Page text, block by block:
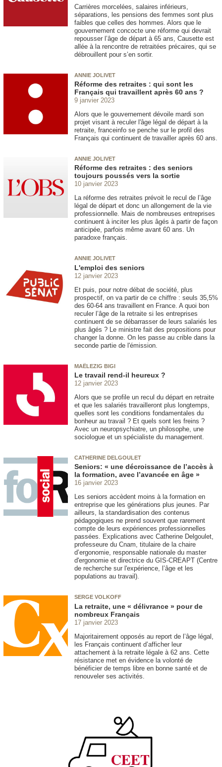
Carrières morcelées, salaires inférieurs,
séparations, les pensions des femmes sont plus
faibles que celles des hommes. Alors que le
gouvernement concocte une réforme qui devrait
repousser l’âge de départ à 65 ans, Causette est
allée à la rencontre de retraitées précaires, qui se
débrouillent pour s’en sortir.
ANNIE JOLIVET
Réforme des retraites : qui sont les
Français qui travaillent après 60 ans ?
9 janvier 2023
Alors que le gouvernement dévoile mardi son
projet visant à reculer l'âge légal de départ à la
retraite, franceinfo se penche sur le profil des
Français qui continuent de travailler après 60 ans.
ANNIE JOLIVET
Réforme des retraites : des seniors
toujours poussés vers la sortie
10 janvier 2023
La réforme des retraites prévoit le recul de l’âge
légal de départ et donc un allongement de la vie
professionnelle. Mais de nombreuses entreprises
continuent à inciter les plus âgés à partir de façon
anticipée, parfois même avant 60 ans. Un
paradoxe français.
ANNIE JOLIVET
L'emploi des seniors
12 janvier 2023
Et puis, pour notre débat de société, plus
prospectif, on va partir de ce chiffre : seuls 35,5%
des 60-64 ans travaillent en France. A quoi bon
reculer l’âge de la retraite si les entreprises
continuent de se débarrasser de leurs salariés les
plus âgés ? Le ministre fait des propositions pour
changer la donne. On les passe au crible dans la
seconde partie de l'émission.
MAËLEZIG BIGI
Le travail rend-il heureux ?
12 janvier 2023
Alors que se profile un recul du départ en retraite
et que les salariés travailleront plus longtemps,
quelles sont les conditions fondamentales du
bonheur au travail ? Et quels sont les freins ?
Avec un neuropsychiatre, un philosophe, une
sociologue et un spécialiste du management.
CATHERINE DELGOULET
Seniors: « une décroissance de l’accès à
la formation, avec l’avancée en âge »
16 janvier 2023
Les seniors accèdent moins à la formation en
entreprise que les générations plus jeunes. Par
ailleurs, la standardisation des contenus
pédagogiques ne prend souvent que rarement
compte de leurs expériences professionnelles
passées. Explications avec Catherine Delgoulet,
professeure du Cnam, titulaire de la chaire
d’ergonomie, responsable nationale du master
d'ergonomie et directrice du GIS-CREAPT (Centre
de recherche sur l'expérience, l’âge et les
populations au travail).
SERGE VOLKOFF
La retraite, une « délivrance » pour de
nombreux Français
17 janvier 2023
Majoritairement opposés au report de l’âge légal,
les Français continuent d’afficher leur
attachement à la retraite légale à 62 ans. Cette
résistance met en évidence la volonté de
bénéficier de temps libre en bonne santé et de
renouveler ses activités.